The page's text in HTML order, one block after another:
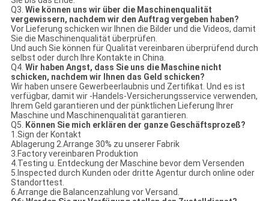
Q3. Wie können uns wir über die Maschinenqualität
vergewissern, nachdem wir den Auftrag vergeben haben?
Vor Lieferung schicken wir Ihnen die Bilder und die Videos, damit
Sie die Maschinenqualität überprüfen.
Und auch Sie können für Qualität vereinbaren überprüfend durch
selbst oder durch Ihre Kontakte in China.
Q4. Wir haben Angst, dass Sie uns die Maschine nicht
schicken, nachdem wir Ihnen das Geld schicken?
Wir haben unsere Gewerbeerlaubnis und Zertifikat. Und es ist
verfügbar, damit wir -Handels-Versicherungsservice verwenden,
Ihrem Geld garantieren und der pünktlichen Lieferung Ihrer
Maschine und Maschinenqualität garantieren.
Q5. Können Sie mich erklären der ganze Geschäftsprozeß?
1.Sign der Kontakt
Ablagerung 2.Arrange 30% zu unserer Fabrik
3.Factory vereinbaren Produktion
4.Testing u. Entdeckung der Maschine bevor dem Versenden
5.Inspected durch Kunden oder dritte Agentur durch online oder
Standorttest.
6.Arrange die Balancenzahlung vor Versand.